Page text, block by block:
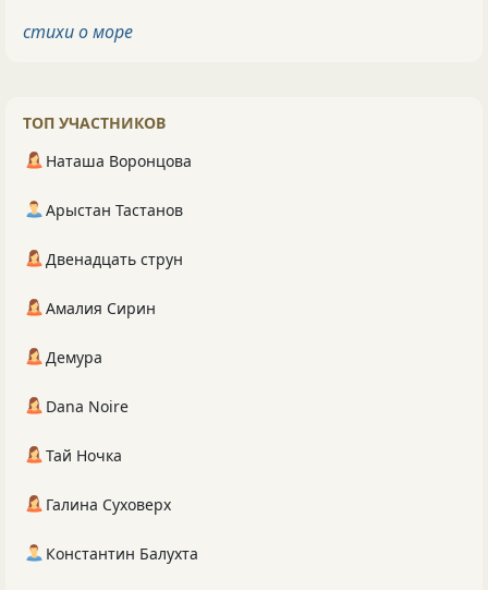
стихи о море
ТОП УЧАСТНИКОВ
Наташа Воронцова
Арыстан Тастанов
Двенадцать струн
Амалия Сирин
Демура
Dana Noire
Тай Ночка
Галина Суховерх
Константин Балухта